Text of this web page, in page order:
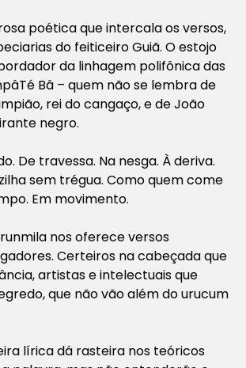
poética que intercala os versos,
do feiticeiro Guiã. O estojo
da linhagem polifônica das
Bâ – quem não se lembra de
rei do cangaço, e de João
negro.
De travessa. Na nesga. À deriva.
sem trégua. Como quem come
Em movimento.
nos oferece versos
Certeiros na cabeçada que
artistas e intelectuais que
que não vão além do urucum
lírica dá rasteira nos teóricos